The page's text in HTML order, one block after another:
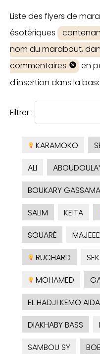
Liste des flyers de
ésotériques
nom du marabout,
commentaires
en
d'insertion dans la
Filtrer :
KARAMOKO
ALI
BOUKARY GASSAMA
SALIM
KEITA
SOUARÉ
RUCHARD
MOHAMED
EL HADJI KEMO
DIAKHABY BASS
SAMBOU SY